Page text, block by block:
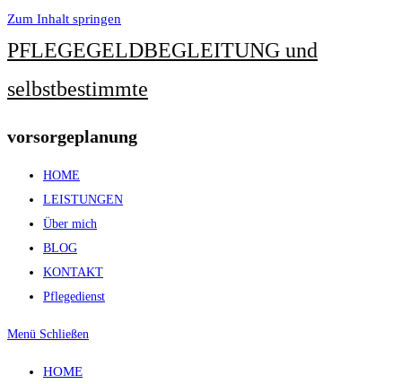
Zum Inhalt springen
PFLEGEGELDBEGLEITUNG und
selbstbestimmte
vorsorgeplanung
HOME
LEISTUNGEN
Über mich
BLOG
KONTAKT
Pflegedienst
Menü Schließen
HOME